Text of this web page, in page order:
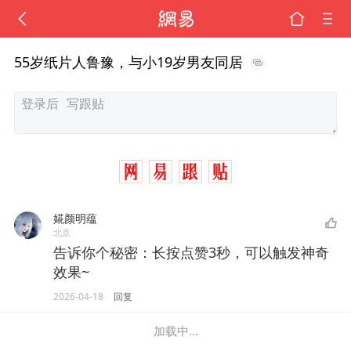
55岁纸片人鲁豫，与小19岁男友同居
婲颜明蕴
北京
告诉你个秘密：长按点赞3秒，可以触发神奇
效果~
2026-04-18 回复
加载中...